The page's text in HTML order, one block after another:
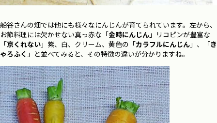
船谷さんの畑では他にも様々なにんじんが育てられています。左から、
お節料理には欠かせない真っ赤な「金時にんじん 」リコピンが豊富な
「京くれない 」紫、白、クリーム、黄色の「カラフルにんじん 」、「き
ゃろふく 」と並べてみると、その特徴の違いが分かりますね。